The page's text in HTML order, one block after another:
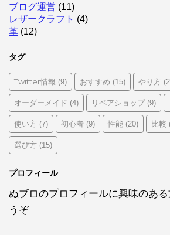
ブログ運営 (11)
レザークラフト (4)
革 (12)
タグ
Twitter情報 (9) おすすめ (15) やり方
オーダーメイド (4) リペアショップ(9)
使い方 (7) 初心者 (9) 性能 (20) 比較
選び方 (15)
プロフィール
ぬブロのプロフィールに興味のある
うぞ